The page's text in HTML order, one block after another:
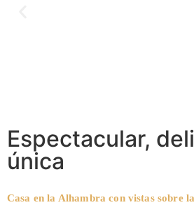
Espectacular,
única
Casa en la Alhambra con vistas sobre